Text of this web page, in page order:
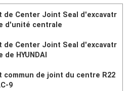
de Center Joint Seal d'excavatr
d'unité centrale
de Center Joint Seal d'excavatr
de HYUNDAI
commun de joint du centre R22
9